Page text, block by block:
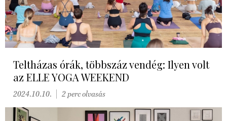
Teltházas órák, többszáz vendég: Ilyen volt
az ELLE YOGA WEEKEND
2024.10.10. 2 perc olvasás